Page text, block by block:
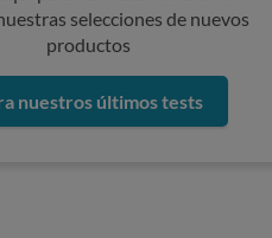
selecciones de nuevos
productos
nuestros últimos tests